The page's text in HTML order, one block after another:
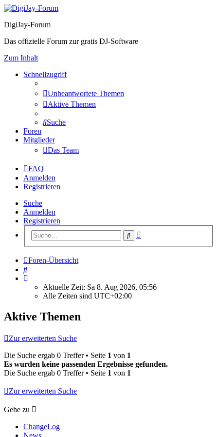
DigiJay-Forum
Das offizielle Forum zur gratis DJ-Software
Zum Inhalt
Schnellzugriff
Unbeantwortete Themen
Aktive Themen
Suche
Foren
Mitglieder
Das Team
FAQ
Anmelden
Registrieren
Suche
Anmelden
Registrieren
Suche
Foren-Übersicht
Suche
Aktuelle Zeit: Sa 8. Aug 2026, 05:56
Alle Zeiten sind UTC+02:00
Aktive Themen
Zur erweiterten Suche
Die Suche ergab 0 Treffer • Seite 1 von 1
Es wurden keine passenden Ergebnisse gefunden.
Die Suche ergab 0 Treffer • Seite 1 von 1
Zur erweiterten Suche
Gehe zu
ChangeLog